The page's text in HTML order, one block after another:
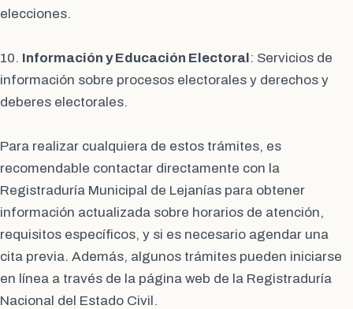
elecciones.
10. Información y Educación Electoral: Servicios de
información sobre procesos electorales y derechos y
deberes electorales.
Para realizar cualquiera de estos trámites, es
recomendable contactar directamente con la
Registraduría Municipal de Lejanías para obtener
información actualizada sobre horarios de atención,
requisitos específicos, y si es necesario agendar una
cita previa. Además, algunos trámites pueden iniciarse
en línea a través de la página web de la Registraduría
Nacional del Estado Civil.